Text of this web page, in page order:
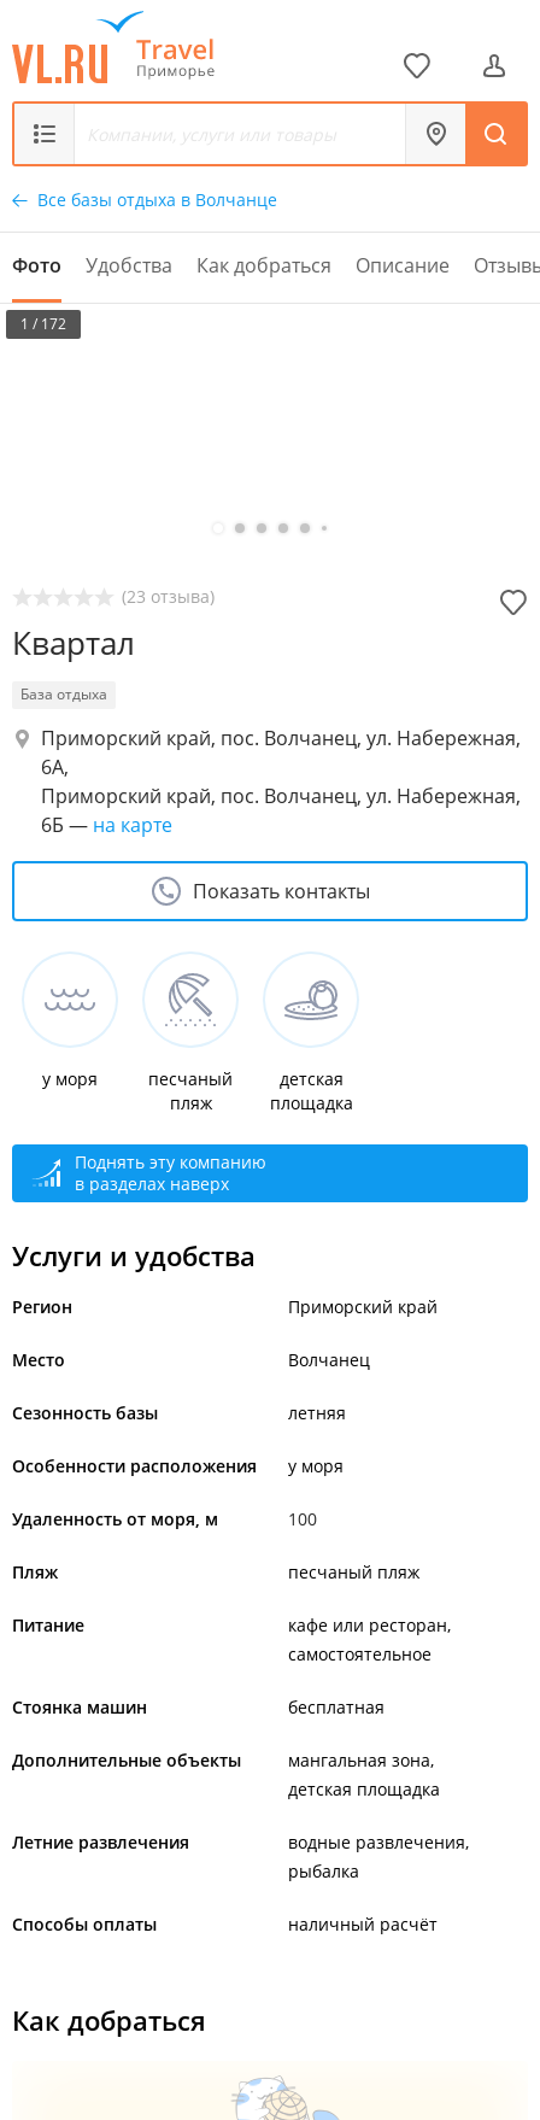
Все базы отдыха в Волчанце
Фото Удобства Как добраться Описание
1 / 172
(23 отзыва)
Квартал
База отдыха
Приморский край, пос. Волчанец, ул. Набережная,
6А,
Приморский край, пос. Волчанец, ул. Набережная,
6Б — на карте
Показать контакты
у моря
песчаный
пляж
детская
площадка
Поднять эту компанию
в разделах наверх
Услуги и удобства
Регион Приморский край
Место Волчанец
Сезонность базы летняя
Особенности расположения у моря
Удаленность от моря, м 100
Пляж песчаный пляж
Питание
кафе или ресторан
самостоятельное
Стоянка машин бесплатная
Дополнительные объекты
мангальная зона
детская площадка
Летние развлечения
водные развлечения
рыбалка
Способы оплаты наличный расчёт
Как добраться